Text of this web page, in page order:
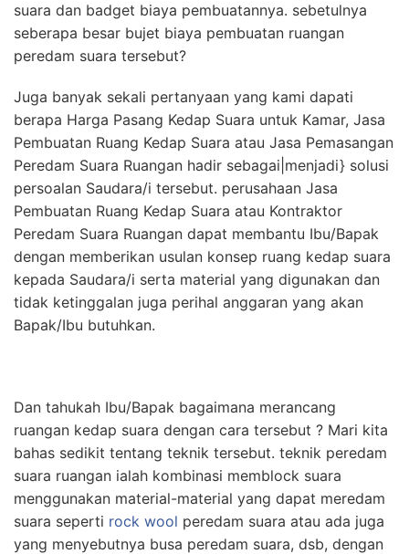
suara dan badget biaya pembuatannya. sebetulnya
seberapa besar bujet biaya pembuatan ruangan
peredam suara tersebut?
Juga banyak sekali pertanyaan yang kami dapati
berapa Harga Pasang Kedap Suara untuk Kamar, Jasa
Pembuatan Ruang Kedap Suara atau Jasa Pemasangan
Peredam Suara Ruangan hadir sebagai|menjadi} solusi
persoalan Saudara/i tersebut. perusahaan Jasa
Pembuatan Ruang Kedap Suara atau Kontraktor
Peredam Suara Ruangan dapat membantu Ibu/Bapak
dengan memberikan usulan konsep ruang kedap suara
kepada Saudara/i serta material yang digunakan dan
tidak ketinggalan juga perihal anggaran yang akan
Bapak/Ibu butuhkan.
Dan tahukah Ibu/Bapak bagaimana merancang
ruangan kedap suara dengan cara tersebut ? Mari kita
bahas sedikit tentang teknik tersebut. teknik peredam
suara ruangan ialah kombinasi memblock suara
menggunakan material-material yang dapat meredam
suara seperti rock wool peredam suara atau ada juga
yang menyebutnya busa peredam suara, dsb, dengan